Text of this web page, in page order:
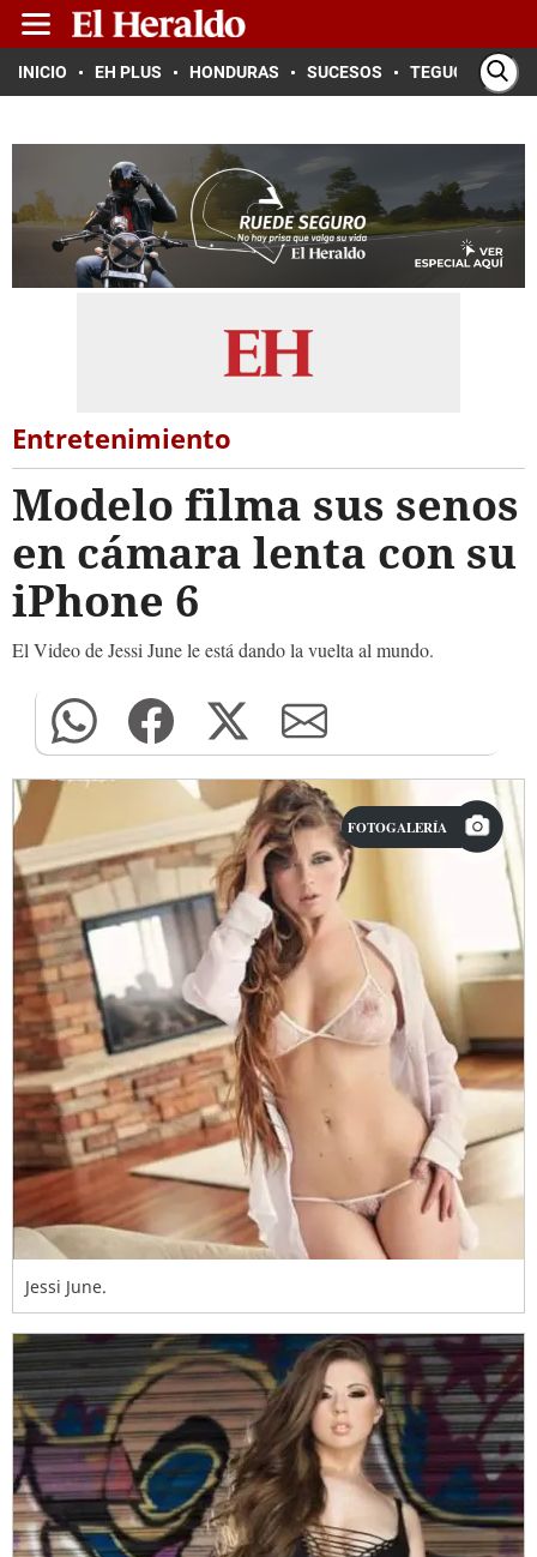
INICIO EH PLUS HONDURAS SUCESOS TEGUCIGALPA
Entretenimiento
Modelo filma sus senos
en cámara lenta con su
iPhone 6
El Video de Jessi June le está dando la vuelta al mundo.
FOTOGALERÍA
Jessi June.